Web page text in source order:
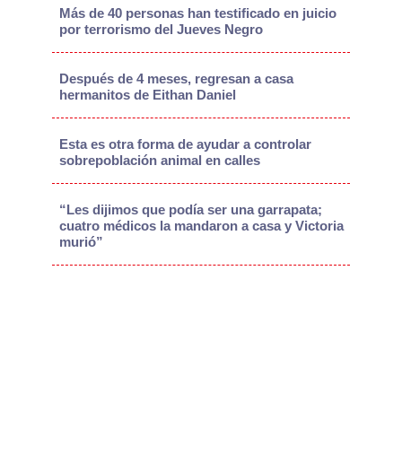
Más de 40 personas han testificado en juicio
por terrorismo del Jueves Negro
Después de 4 meses, regresan a casa
hermanitos de Eithan Daniel
Esta es otra forma de ayudar a controlar
sobrepoblación animal en calles
“Les dijimos que podía ser una garrapata;
cuatro médicos la mandaron a casa y Victoria
murió”